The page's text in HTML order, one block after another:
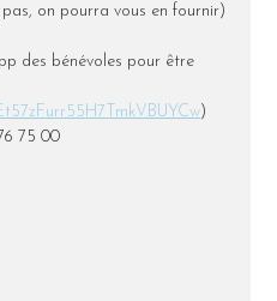
on pourra vous en fournir)
des bénévoles pour être
)
75 00